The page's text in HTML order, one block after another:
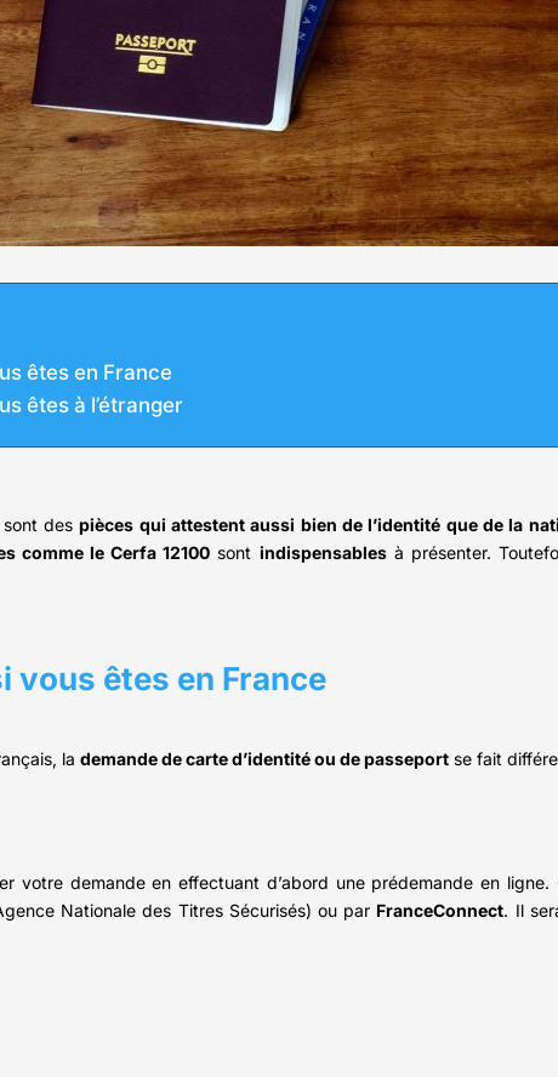
êtes en France
êtes à l’étranger
sont despièces qui attestent aussi bien de l’identité que de la
comme le Cerfa 12100 sont indispensablesà présenter.
vous êtes en France
la demande de carte d’identité ou de passeport se fait
votre demande en effectuant d’abord une prédemande en
Nationale des Titres Sécurisés) ou par FranceConnect. Il